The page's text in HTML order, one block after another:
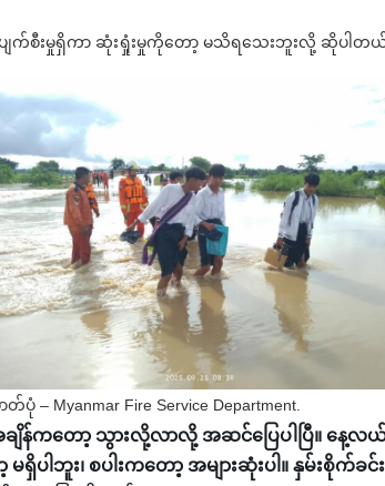
ေပျက်စီးမှုရှိကာ ဆုံးရှုံးမှုကိုတော့ မသိရသေးဘူးလို့ ဆိုပါတ
တ်ပုံ – Myanmar Fire Service Department.
ချိန်ကတော့ သွားလို့လာလို့ အဆင်ပြေပါပြီ။ နေ့လ
ပါဘူး၊ စပါးကတော့ အများဆုံးပါ။ နှမ်းစိုက်ခင်း